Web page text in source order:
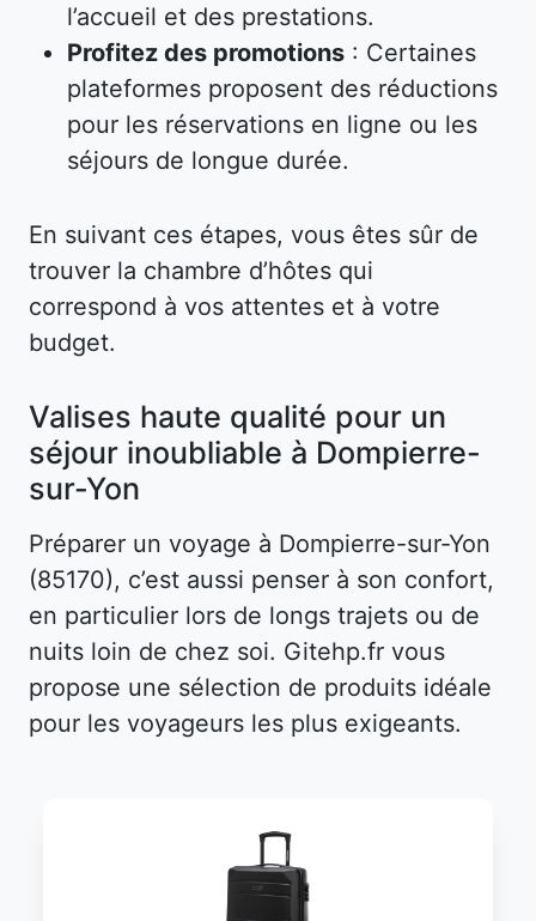
l’accueil et des prestations.
Profitez des promotions : Certaines
plateformes proposent des réductions
pour les réservations en ligne ou les
séjours de longue durée.
En suivant ces étapes, vous êtes sûr de
trouver la chambre d’hôtes qui
correspond à vos attentes et à votre
budget.
Valises haute qualité pour un
séjour inoubliable à Dompierre-
sur-Yon
Préparer un voyage à Dompierre-sur-Yon
(85170), c’est aussi penser à son confort,
en particulier lors de longs trajets ou de
nuits loin de chez soi. Gitehp.fr vous
propose une sélection de produits idéale
pour les voyageurs les plus exigeants.